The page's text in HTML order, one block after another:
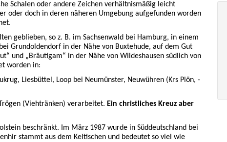
Schalen oder andere Zeichen verhältnismäßig leicht
oder doch in deren näheren Umgebung aufgefunden worden
geblieben, so z. B. im Sachsenwald bei Hamburg, in einem
Grundoldendorf in der Nähe von Buxtehude, auf dem Gut
und „Bräutigam“ in der Nähe von Wildeshausen südlich von
worden in:
Liesbüttel, Loop bei Neumünster, Neuwühren (Krs Plön, -
(Viehtränken) verarbeitet. Ein christliches Kreuz aber
beschränkt. Im März 1987 wurde in Süddeutschland bei
stammt aus dem Keltischen und bedeutet so viel wie